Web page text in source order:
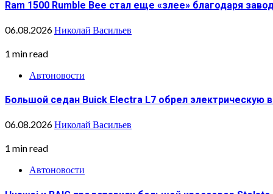
Ram 1500 Rumble Bee стал еще «злее» благодаря
06.08.2026Николай Васильев
1 min read
Автоновости
Большой седан Buick Electra L7 обрел электрическую
06.08.2026Николай Васильев
1 min read
Автоновости